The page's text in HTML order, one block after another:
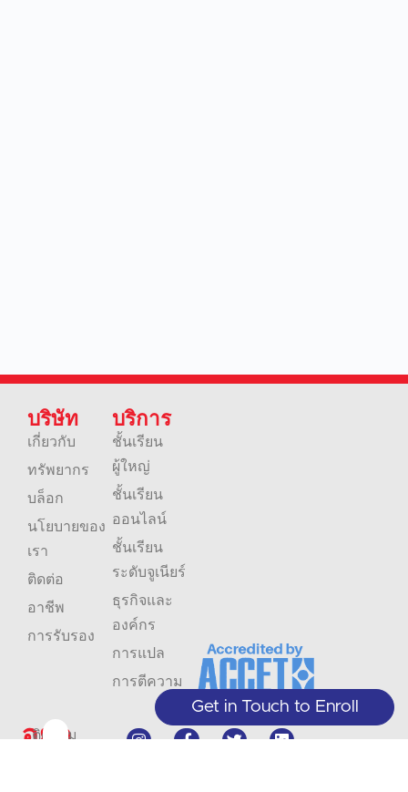
อย่า
ติดตาม
บริษัท
เกี่ยวกับ
ทรัพยากร
บล็อก
นโยบายของ
เรา
ติดต่อ
อาชีพ
การรับรอง
บริการ
ชั้นเรียน
ผู้ใหญ่
ชั้นเรียน
ออนไลน์
ชั้นเรียน
ระดับจูเนียร์
ธุรกิจและ
องค์กร
การแปล
การตีความ
Get in Touch to Enroll